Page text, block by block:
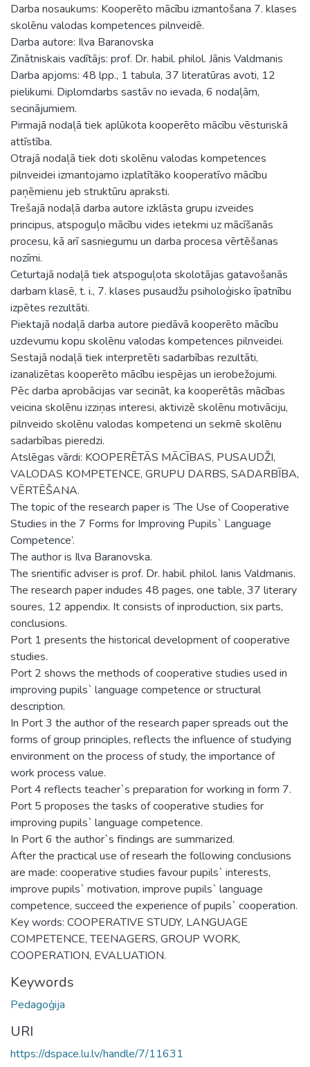
Darba nosaukums: Kooperēto mācību izmantošana 7. klases
skolēnu valodas kompetences pilnveidē.
Darba autore: Ilva Baranovska
Zinātniskais vadītājs: prof. Dr. habil. philol. Jānis Valdmanis
Darba apjoms: 48 lpp., 1 tabula, 37 literatūras avoti, 12
pielikumi. Diplomdarbs sastāv no ievada, 6 nodaļām,
secinājumiem.
Pirmajā nodaļā tiek aplūkota kooperēto mācību vēsturiskā
attīstība.
Otrajā nodaļā tiek doti skolēnu valodas kompetences
pilnveidei izmantojamo izplatītāko kooperatīvo mācību
paņēmienu jeb struktūru apraksti.
Trešajā nodaļā darba autore izklāsta grupu izveides
principus, atspoguļo mācību vides ietekmi uz mācīšanās
procesu, kā arī sasniegumu un darba procesa vērtēšanas
nozīmi.
Ceturtajā nodaļā tiek atspoguļota skolotājas gatavošanās
darbam klasē, t. i., 7. klases pusaudžu psiholoģisko īpatnību
izpētes rezultāti.
Piektajā nodaļā darba autore piedāvā kooperēto mācību
uzdevumu kopu skolēnu valodas kompetences pilnveidei.
Sestajā nodaļā tiek interpretēti sadarbības rezultāti,
izanalizētas kooperēto mācību iespējas un ierobežojumi.
Pēc darba aprobācijas var secināt, ka kooperētās mācības
veicina skolēnu izziņas interesi, aktivizē skolēnu motivāciju,
pilnveido skolēnu valodas kompetenci un sekmē skolēnu
sadarbības pieredzi.
Atslēgas vārdi: KOOPERĒTĀS MĀCĪBAS, PUSAUDŽI,
VALODAS KOMPETENCE, GRUPU DARBS, SADARBĪBA,
VĒRTĒŠANA.
The topic of the research paper is ‘The Use of Cooperative
Studies in the 7 Forms for Improving Pupils` Language
Competence’.
The author is Ilva Baranovska.
The srientific adviser is prof. Dr. habil. philol. Ianis Valdmanis.
The research paper indudes 48 pages, one table, 37 literary
soures, 12 appendix. It consists of inproduction, six parts,
conclusions.
Port 1 presents the historical development of cooperative
studies.
Port 2 shows the methods of cooperative studies used in
improving pupils` language competence or structural
description.
In Port 3 the author of the research paper spreads out the
forms of group principles, reflects the influence of studying
environment on the process of study, the importance of
work process value.
Port 4 reflects teacher`s preparation for working in form 7.
Port 5 proposes the tasks of cooperative studies for
improving pupils` language competence.
In Port 6 the author`s findings are summarized.
After the practical use of researh the following conclusions
are made: cooperative studies favour pupils` interests,
improve pupils` motivation, improve pupils` language
competence, succeed the experience of pupils` cooperation.
Key words: COOPERATIVE STUDY, LANGUAGE
COMPETENCE, TEENAGERS, GROUP WORK,
COOPERATION, EVALUATION.
Keywords
Pedagoģija
URI
https://dspace.lu.lv/handle/7/11631